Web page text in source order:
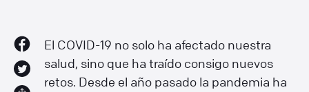
El COVID-19 no solo ha afectado nuestra
salud, sino que ha traído consigo nuevos
retos. Desde el año pasado la pandemia ha